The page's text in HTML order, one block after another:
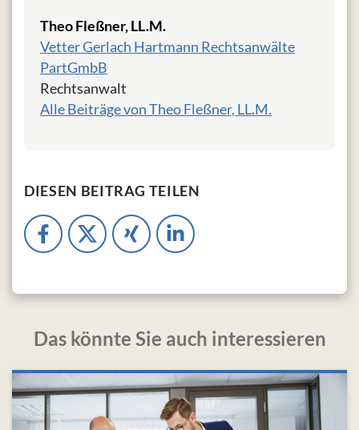
Theo Fleßner, LL.M.
Vetter Gerlach Hartmann Rechtsanwälte
PartGmbB
Rechtsanwalt
Alle Beiträge von Theo Fleßner, LL.M.
DIESEN BEITRAG TEILEN
Das könnte Sie auch interessieren